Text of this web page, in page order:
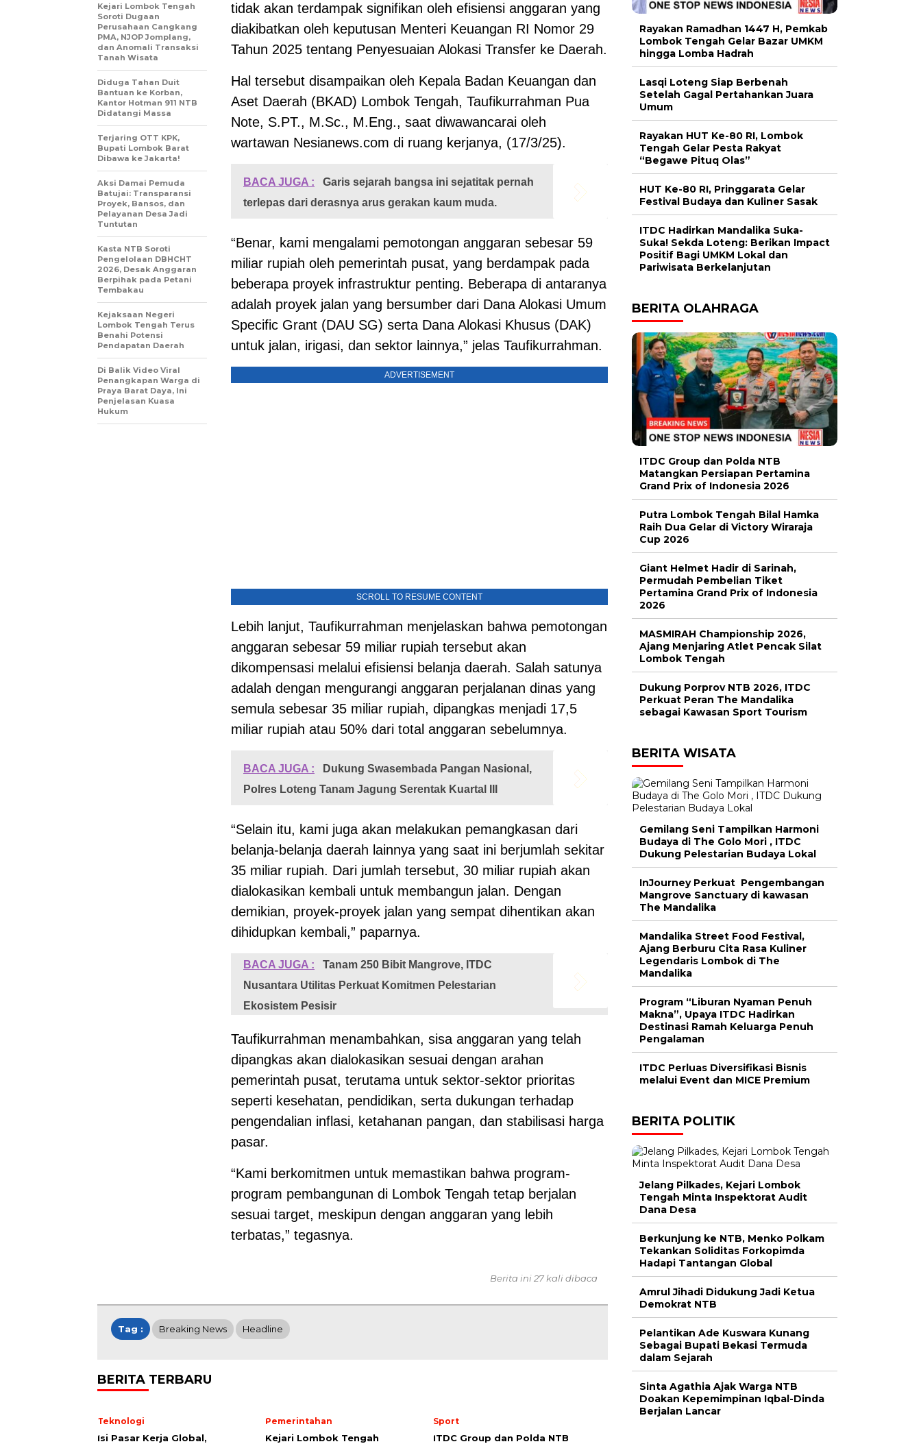
tidak akan terdampak signifikan oleh efisiensi anggaran yang
diakibatkan oleh keputusan Menteri Keuangan RI Nomor 29
Tahun 2025 tentang Penyesuaian Alokasi Transfer ke Daerah.
Hal tersebut disampaikan oleh Kepala Badan Keuangan dan
Aset Daerah (BKAD) Lombok Tengah, Taufikurrahman Pua
Note, S.PT., M.Sc., M.Eng., saat diwawancarai oleh
wartawan Nesianews.com di ruang kerjanya, (17/3/25).
BACA JUGA :
Garis sejarah bangsa ini sejatitak pernah
terlepas dari derasnya arus gerakan kaum muda.
“Benar, kami mengalami pemotongan anggaran sebesar 59
miliar rupiah oleh pemerintah pusat, yang berdampak pada
beberapa proyek infrastruktur penting. Beberapa di antaranya
adalah proyek jalan yang bersumber dari Dana Alokasi Umum
Specific Grant (DAU SG) serta Dana Alokasi Khusus (DAK)
untuk jalan, irigasi, dan sektor lainnya,” jelas Taufikurrahman.
ADVERTISEMENT
SCROLL TO RESUME CONTENT
Lebih lanjut, Taufikurrahman menjelaskan bahwa pemotongan
anggaran sebesar 59 miliar rupiah tersebut akan
dikompensasi melalui efisiensi belanja daerah. Salah satunya
adalah dengan mengurangi anggaran perjalanan dinas yang
semula sebesar 35 miliar rupiah, dipangkas menjadi 17,5
miliar rupiah atau 50% dari total anggaran sebelumnya.
BACA JUGA :
Dukung Swasembada Pangan Nasional,
Polres Loteng Tanam Jagung Serentak Kuartal III
“Selain itu, kami juga akan melakukan pemangkasan dari
belanja-belanja daerah lainnya yang saat ini berjumlah sekitar
35 miliar rupiah. Dari jumlah tersebut, 30 miliar rupiah akan
dialokasikan kembali untuk membangun jalan. Dengan
demikian, proyek-proyek jalan yang sempat dihentikan akan
dihidupkan kembali,” paparnya.
BACA JUGA :
Tanam 250 Bibit Mangrove, ITDC
Nusantara Utilitas Perkuat Komitmen Pelestarian
Ekosistem Pesisir
Taufikurrahman menambahkan, sisa anggaran yang telah
dipangkas akan dialokasikan sesuai dengan arahan
pemerintah pusat, terutama untuk sektor-sektor prioritas
seperti kesehatan, pendidikan, serta dukungan terhadap
pengendalian inflasi, ketahanan pangan, dan stabilisasi harga
pasar.
“Kami berkomitmen untuk memastikan bahwa program-
program pembangunan di Lombok Tengah tetap berjalan
sesuai target, meskipun dengan anggaran yang lebih
terbatas,” tegasnya.
Kejari Lombok Tengah
Soroti Dugaan
Perusahaan Cangkang
PMA, NJOP Jomplang,
dan Anomali Transaksi
Tanah Wisata
Diduga Tahan Duit
Bantuan ke Korban,
Kantor Hotman 911 NTB
Didatangi Massa
Terjaring OTT KPK,
Bupati Lombok Barat
Dibawa ke Jakarta!
Aksi Damai Pemuda
Batujai: Transparansi
Proyek, Bansos, dan
Pelayanan Desa Jadi
Tuntutan
Kasta NTB Soroti
Pengelolaan DBHCHT
2026, Desak Anggaran
Berpihak pada Petani
Tembakau
Kejaksaan Negeri
Lombok Tengah Terus
Benahi Potensi
Pendapatan Daerah
Di Balik Video Viral
Penangkapan Warga di
Praya Barat Daya, Ini
Penjelasan Kuasa
Hukum
Berita ini 27 kali dibaca
Tag : Breaking News Headline
BERITA TERBARU
Teknologi
​Isi Pasar Kerja Global,
Pemerintahan
Kejari Lombok Tengah
Sport
ITDC Group dan Polda NTB
Rayakan Ramadhan 1447 H, Pemkab
Lombok Tengah Gelar Bazar UMKM
hingga Lomba Hadrah
Lasqi Loteng Siap Berbenah
Setelah Gagal Pertahankan Juara
Umum
Rayakan HUT Ke-80 RI, Lombok
Tengah Gelar Pesta Rakyat
“Begawe Pituq Olas”
HUT Ke-80 RI, Pringgarata Gelar
Festival Budaya dan Kuliner Sasak
ITDC Hadirkan Mandalika Suka-
Suka! Sekda Loteng: Berikan Impact
Positif Bagi UMKM Lokal dan
Pariwisata Berkelanjutan
BERITA OLAHRAGA
ITDC Group dan Polda NTB
Matangkan Persiapan Pertamina
Grand Prix of Indonesia 2026
Putra Lombok Tengah Bilal Hamka
Raih Dua Gelar di Victory Wiraraja
Cup 2026
Giant Helmet Hadir di Sarinah,
Permudah Pembelian Tiket
Pertamina Grand Prix of Indonesia
2026
MASMIRAH Championship 2026,
Ajang Menjaring Atlet Pencak Silat
Lombok Tengah
Dukung Porprov NTB 2026, ITDC
Perkuat Peran The Mandalika
sebagai Kawasan Sport Tourism
BERITA WISATA
Gemilang Seni Tampilkan Harmoni
Budaya di The Golo Mori , ITDC
Dukung Pelestarian Budaya Lokal
InJourney Perkuat Pengembangan
Mangrove Sanctuary di kawasan
The Mandalika
Mandalika Street Food Festival,
Ajang Berburu Cita Rasa Kuliner
Legendaris Lombok di The
Mandalika
Program “Liburan Nyaman Penuh
Makna”, Upaya ITDC Hadirkan
Destinasi Ramah Keluarga Penuh
Pengalaman
ITDC Perluas Diversifikasi Bisnis
melalui Event dan MICE Premium
BERITA POLITIK
Jelang Pilkades, Kejari Lombok
Tengah Minta Inspektorat Audit
Dana Desa
Berkunjung ke NTB, Menko Polkam
Tekankan Soliditas Forkopimda
Hadapi Tantangan Global
Amrul Jihadi Didukung Jadi Ketua
Demokrat NTB
Pelantikan Ade Kuswara Kunang
Sebagai Bupati Bekasi Termuda
dalam Sejarah
Sinta Agathia Ajak Warga NTB
Doakan Kepemimpinan Iqbal-Dinda
Berjalan Lancar